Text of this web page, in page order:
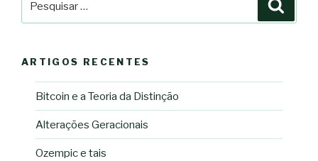
ARTIGOS RECENTES
Bitcoin e a Teoria da Distinção
Alterações Geracionais
Ozempic e tais